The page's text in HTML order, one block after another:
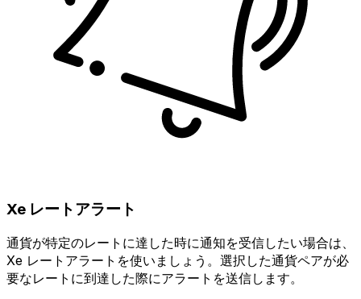
Xe レートアラート
通貨が特定のレートに達した時に通知を受信したい場合は、
Xe レートアラートを使いましょう。選択した通貨ペアが必
要なレートに到達した際にアラートを送信します。